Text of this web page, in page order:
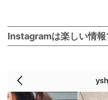
Instagramは楽しい情